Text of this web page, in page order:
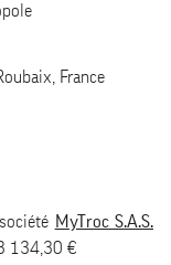
France
MyTroc S.A.S.
134,30 €